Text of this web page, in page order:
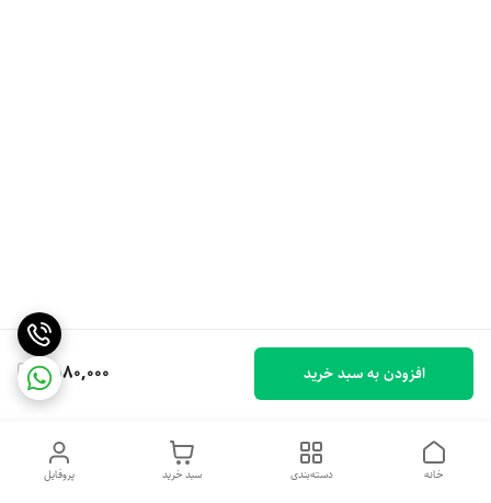
1,580,000 افزودن به سبد خرید
پروفایل سبد خرید دسته‌بندی خانه